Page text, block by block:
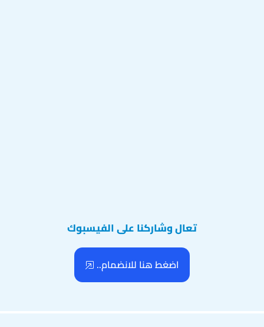
تعال وشاركنا على الفيسبوك
اضغط هنا للانضمام..